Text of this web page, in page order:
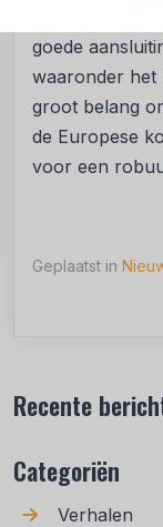
goede
waaronder het
groot belang
de Europese
voor een
Geplaatst in
Recente
Categoriën
Verhalen